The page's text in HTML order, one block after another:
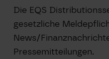
Die EQS
gesetzliche
News/
Pressemitteilungen.